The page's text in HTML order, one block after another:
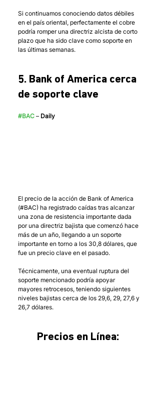
Si continuamos conociendo datos débiles
en el país oriental, perfectamente el cobre
podría romper una directriz alcista de corto
plazo que ha sido clave como soporte en
las últimas semanas.
5. Bank of America cerca
de soporte clave
#BAC – Daily
El precio de la acción de Bank of America
(#BAC) ha registrado caídas tras alcanzar
una zona de resistencia importante dada
por una directriz bajista que comenzó hace
más de un año, llegando a un soporte
importante en torno a los 30,8 dólares, que
fue un precio clave en el pasado.
Técnicamente, una eventual ruptura del
soporte mencionado podría apoyar
mayores retrocesos, teniendo siguientes
niveles bajistas cerca de los 29,6, 29, 27,6 y
26,7 dólares.
Precios en Línea: